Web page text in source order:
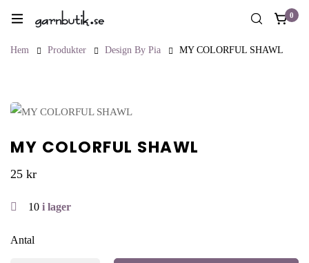
0
Hem Produkter Design By Pia MY COLORFUL SHAWL
MY COLORFUL SHAWL
25 kr
10 i lager
Antal